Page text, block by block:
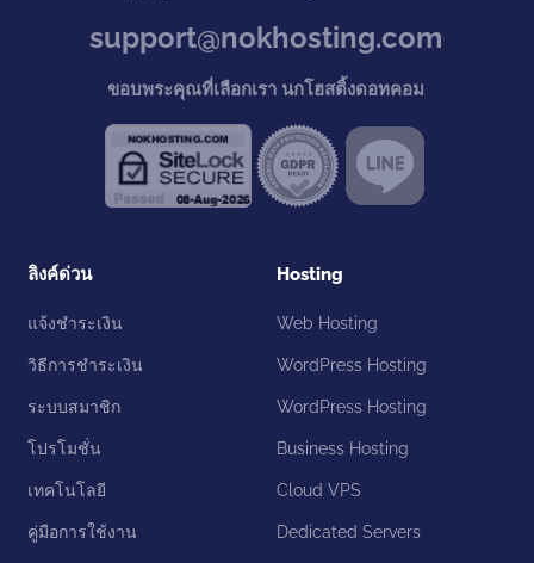
support@nokhosting.com
ขอบพระคุณที่เลือกเรา นกโฮสติ้งดอทคอม
ลิงค์ด่วน
แจ้งชำระเงิน
วิธีการชำระเงิน
ระบบสมาชิก
โปรโมชั่น
เทคโนโลยี
คู่มือการใช้งาน
Hosting
Web Hosting
WordPress Hosting
WordPress Hosting
Business Hosting
Cloud VPS
Dedicated Servers